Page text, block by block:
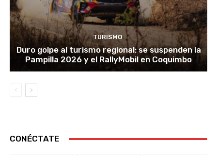
TURISMO
Duro golpe al turismo regional: se suspenden la
Pampilla 2026 y el RallyMobil en Coquimbo
CONÉCTATE